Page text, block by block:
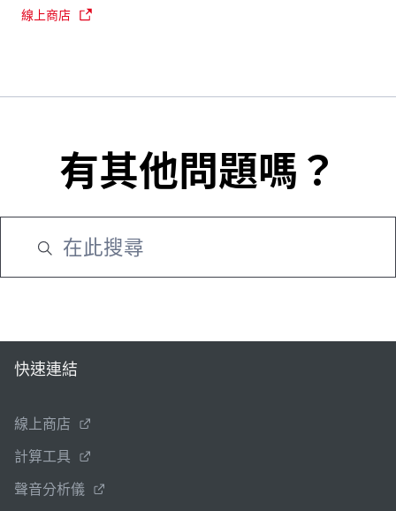
線上商店
有其他問題嗎？
快速連結
線上商店
計算工具
聲音分析儀